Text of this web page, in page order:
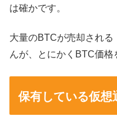
は確かです。
大量のBTCが売却され
んが、とにかくBTC価格
保有している仮想